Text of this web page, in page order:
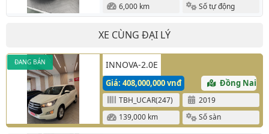
6,000 km
Số tự động
XE CÙNG ĐẠI LÝ
INNOVA-2.0E
Giá: 408,000,000 vnđ Đồng Nai
TBH_UCAR(247)
2019
139,000 km
Số sàn
ĐANG BÁN